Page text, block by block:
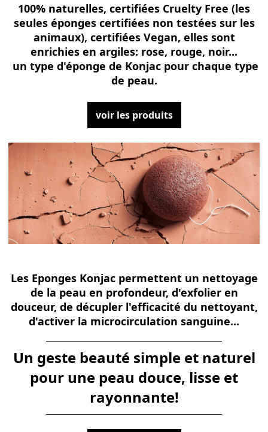
100% naturelles, certifiées Cruelty Free (les
seules éponges certifiées non testées sur les
animaux), certifiées Vegan, elles sont
enrichies en argiles: rose, rouge, noir...
un type d'éponge de Konjac pour chaque type
de peau.
voir les produits
Les Eponges Konjac permettent un nettoyage
de la peau en profondeur, d'exfolier en
douceur, de décupler l'efficacité du nettoyant,
d'activer la microcirculation sanguine...
Un geste beauté simple et naturel
pour une peau douce, lisse et
rayonnante!